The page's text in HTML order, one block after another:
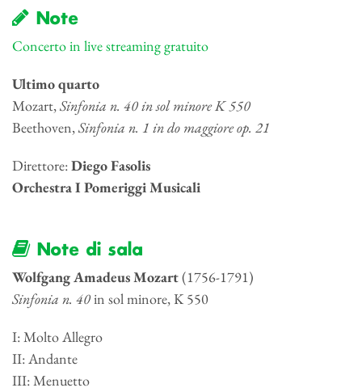
Note
Concerto in live streaming gratuito
Ultimo quarto
Mozart,Sinfonia n. 40 in sol minore K 550
Beethoven,Sinfonia n. 1 in do maggiore op. 21
Direttore:Diego Fasolis
Orchestra I Pomeriggi Musicali
Note di sala
Wolfgang Amadeus Mozart(1756-1791)
Sinfonia n. 40in sol minore, K 550
I: Molto Allegro
II: Andante
III: Menuetto